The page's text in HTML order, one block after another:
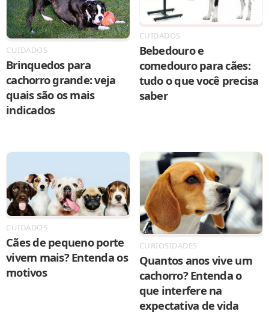
CUIDADOS
Brinquedos para
cachorro grande: veja
quais são os mais
indicados
CUIDADOS
Bebedouro e
comedouro para cães:
tudo o que você precisa
saber
CUIDADOS
Cães de pequeno porte
vivem mais? Entenda os
motivos
CURIOSIDADES
Quantos anos vive um
cachorro? Entenda o
que interfere na
expectativa de vida